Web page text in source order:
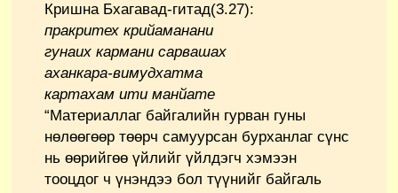
Кришна Бхагавад-гитад(3.27):
пракритех крийаманани
гунаих кармани сарвашах
аханкара-вимудхатма
картахам ити манйате
“Материаллаг байгалийн гурван гуны
нөлөөгөөр төөрч самуурсан бурханлаг сүнс
нь өөрийгөө үйлийг үйлдэгч хэмээн
тооцдог ч үнэндээ бол түүнийг байгаль